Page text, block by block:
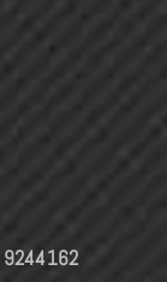
9244162